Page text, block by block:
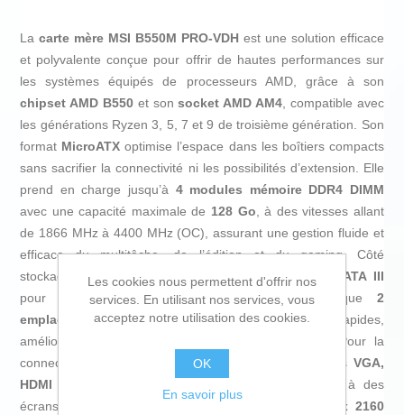
Lacarte mère MSI B550M PRO-VDHest une solution efficace
et polyvalente conçue pour offrir de hautes performances sur
les systèmes équipés de processeurs AMD, grâce à son
chipset AMD B550 et sonsocket AMD AM4, compatible avec
les générations Ryzen 3, 5, 7 et 9 de troisième génération. Son
format MicroATX optimise l’espace dans les boîtiers compacts
sans sacrifier la connectivité ni les possibilités d’extension. Elle
prend en charge jusqu’à 4 modules mémoire DDR4 DIMM
avec une capacité maximale de 128 Go, à des vitesses allant
de 1866 MHz à 4400 MHz (OC), assurant une gestion fluide et
efficace du multitâche, de l’édition et du gaming. Côté
stockage, elle offre plusieurs options, dont4 ports SATA III
pour disques HDD et SSD classiques, ainsi que 2
emplacements M.2pour connecter des SSD NVMe rapides,
améliorant capacité et vitesse globale du système. Pour la
connectivité vidéo, cette carte mère intègre des sorties VGA,
HDMI et DisplayPort
, facilitant la connexion directe à des
écrans supportant des résolutions jusqu’à
4K (4096 x 2160
Les cookies nous permettent d'offrir nos
services. En utilisant nos services, vous
acceptez notre utilisation des cookies.
OK
En savoir plus